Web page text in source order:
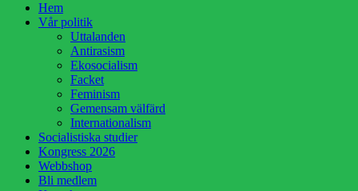
Hem
Vår politik
Uttalanden
Antirasism
Ekosocialism
Facket
Feminism
Gemensam välfärd
Internationalism
Socialistiska studier
Kongress 2026
Webbshop
Bli medlem